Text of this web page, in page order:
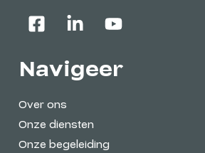
Navigeer
Over ons
Onze diensten
Onze begeleiding